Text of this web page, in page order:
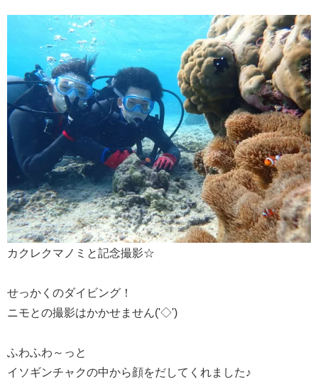
カクレクマノミと記念撮影☆
せっかくのダイビング！
ニモとの撮影はかかせません('◇')ゞ
ふわふわ～っと
イソギンチャクの中から顔をだしてくれました♪